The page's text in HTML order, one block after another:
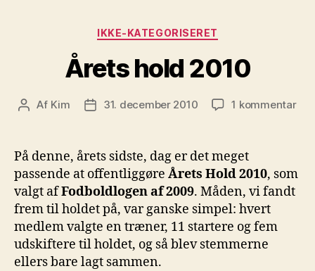
Kategorier
IKKE-KATEGORISERET
Årets hold 2010
Indlægsforfatter
Af Kim Indlægsdato
31. december 2010 1 kommentartil
På denne, årets sidste, dag er det meget
passende at offentliggøre Årets Hold 2010, som
valgt afFodboldlogen af 2009. Måden, vi fandt
frem til holdet på, var ganske simpel: hvert
medlem valgte en træner, 11 startere og fem
udskiftere til holdet, og så blev stemmerne
ellers bare lagt sammen.